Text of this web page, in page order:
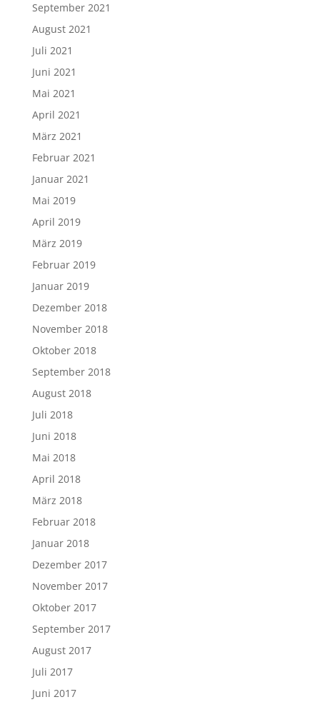
September 2021
August 2021
Juli 2021
Juni 2021
Mai 2021
April 2021
März 2021
Februar 2021
Januar 2021
Mai 2019
April 2019
März 2019
Februar 2019
Januar 2019
Dezember 2018
November 2018
Oktober 2018
September 2018
August 2018
Juli 2018
Juni 2018
Mai 2018
April 2018
März 2018
Februar 2018
Januar 2018
Dezember 2017
November 2017
Oktober 2017
September 2017
August 2017
Juli 2017
Juni 2017